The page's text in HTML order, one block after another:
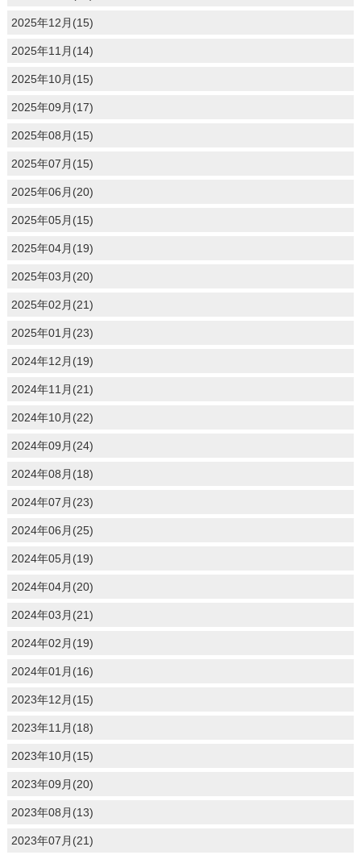
2025年12月(15)
2025年11月(14)
2025年10月(15)
2025年09月(17)
2025年08月(15)
2025年07月(15)
2025年06月(20)
2025年05月(15)
2025年04月(19)
2025年03月(20)
2025年02月(21)
2025年01月(23)
2024年12月(19)
2024年11月(21)
2024年10月(22)
2024年09月(24)
2024年08月(18)
2024年07月(23)
2024年06月(25)
2024年05月(19)
2024年04月(20)
2024年03月(21)
2024年02月(19)
2024年01月(16)
2023年12月(15)
2023年11月(18)
2023年10月(15)
2023年09月(20)
2023年08月(13)
2023年07月(21)